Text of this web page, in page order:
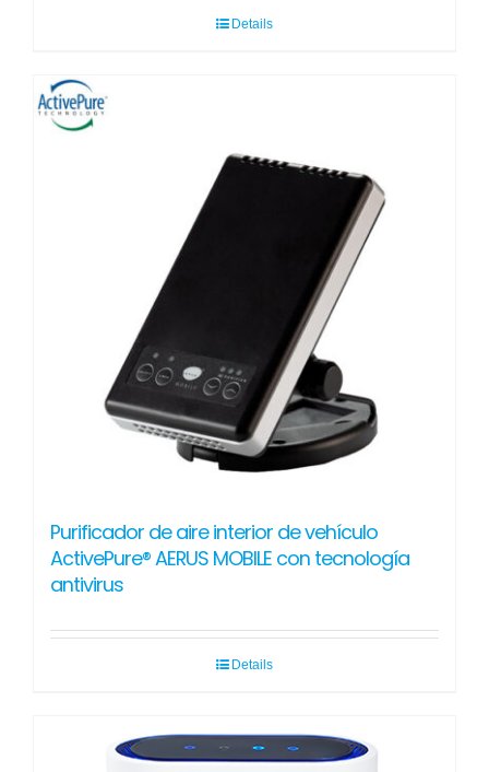
Details
Purificador de aire interior de vehículo
ActivePure® AERUS MOBILE con tecnología
antivirus
Details